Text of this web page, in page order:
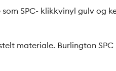
SPC- klikkvinyl gulv og
materiale. Burlington SPC